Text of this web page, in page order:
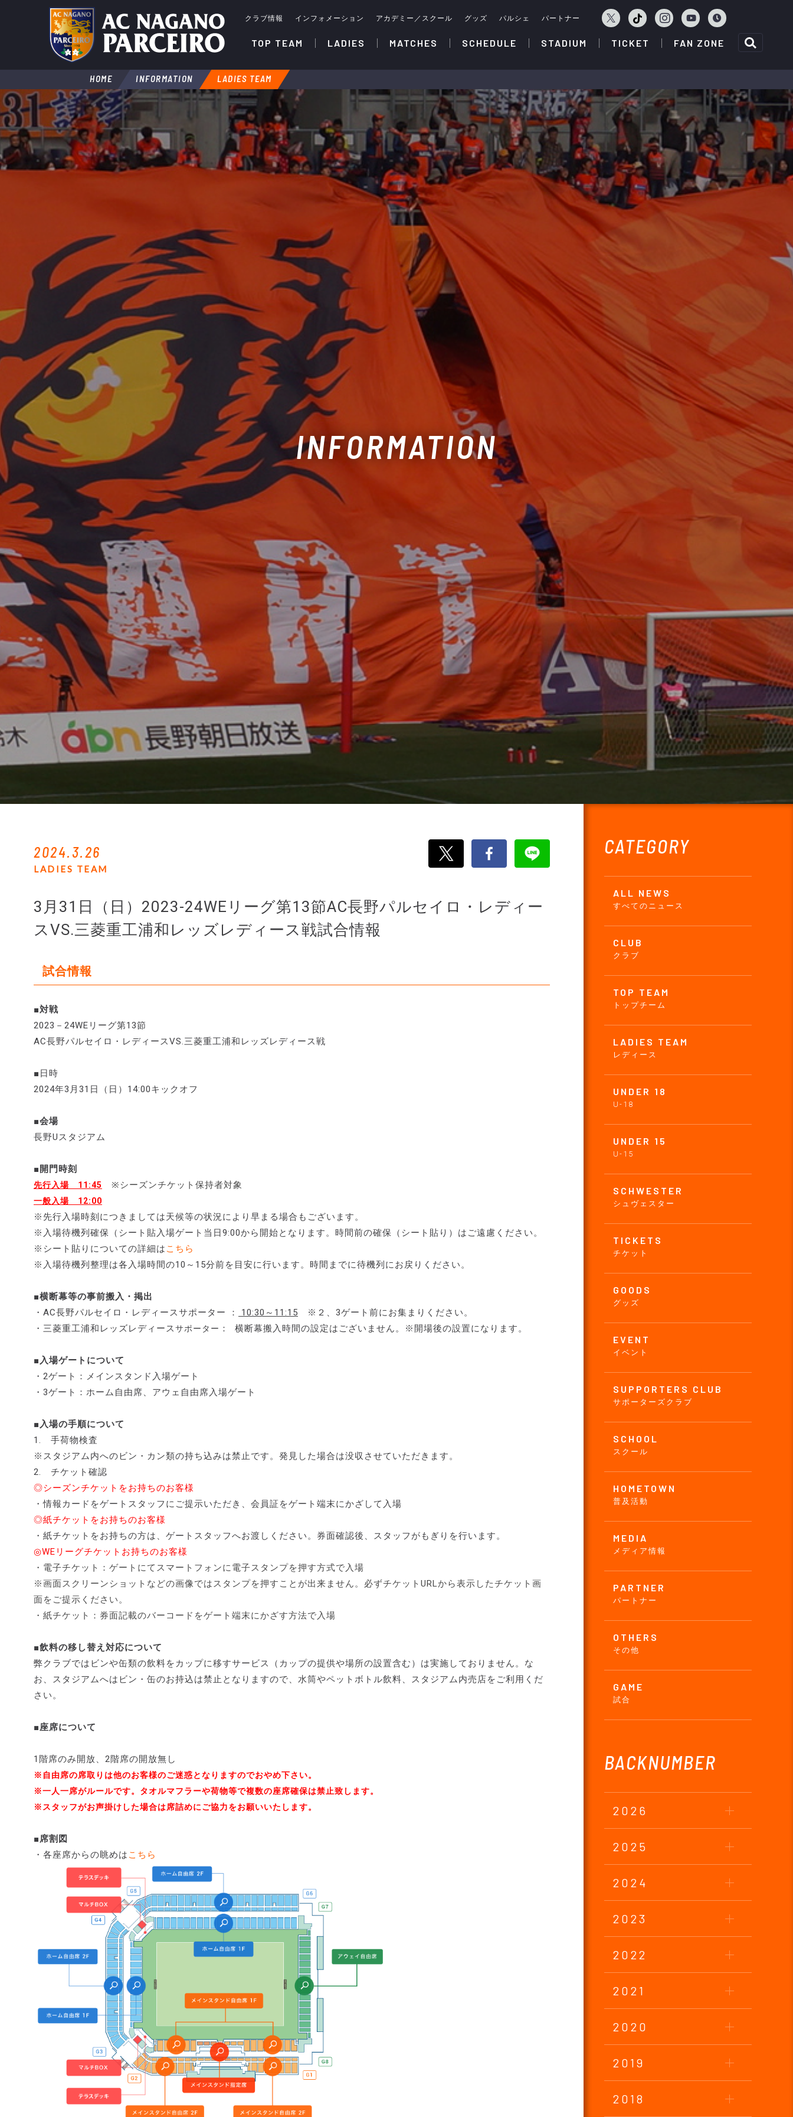
クラブ情報 インフォメーション アカデミー／スクール グッズ パルシェ パートナー
TOP TEAM LADIES MATCHES SCHEDULE STADIUM TICKET FAN ZONE
HOME INFORMATION LADIES TEAM
INFORMATION
CATEGORY
ALL NEWS
すべてのニュース
CLUB
クラブ
TOP TEAM
トップチーム
LADIES TEAM
レディース
UNDER 18
U-18
UNDER 15
U-15
SCHWESTER
シュヴェスター
TICKETS
チケット
GOODS
グッズ
EVENT
イベント
SUPPORTERS CLUB
サポーターズクラブ
SCHOOL
スクール
HOMETOWN
普及活動
MEDIA
メディア情報
PARTNER
パートナー
OTHERS
その他
GAME
試合
BACKNUMBER
2026
2025
2024
2023
2022
2021
2020
2019
2018
2024.3.26
LADIES TEAM
3月31日（日）2023-24WEリーグ第13節AC長野パルセイロ・レディー
スVS.三菱重工浦和レッズレディース戦試合情報
試合情報
■対戦
2023－24WEリーグ第13節
AC長野パルセイロ・レディースVS.三菱重工浦和レッズレディース戦
■日時
2024年3月31日（日）14:00キックオフ
■会場
長野Uスタジアム
■開門時刻
先行入場 11:45 ※シーズンチケット保持者対象
一般入場 12:00
※先行入場時刻につきましては天候等の状況により早まる場合もございます。
※入場待機列確保（シート貼入場ゲート当日9:00から開始となります。時間前の確保（シート貼り）はご遠慮ください。
※シート貼りについての詳細は こちら
※入場待機列整理は各入場時間の10～15分前を目安に行います。時間までに待機列にお戻りください。
■横断幕等の事前搬入・掲出
・AC長野パルセイロ・レディースサポーター ：
10:30～11:15 ※２、3ゲート前にお集まりください。
・三菱重工浦和レッズレディースサポーター ： 横断幕搬入時間の設定はございません。※開場後の設置になります。
■入場ゲートについて
・2ゲート：メインスタンド入場ゲート
・3ゲート：ホーム自由席、アウェ自由席入場ゲート
■入場の手順について
1. 手荷物検査
※スタジアム内へのビン・カン類の持ち込みは禁止です。発見した場合は没収させていただきます。
2. チケット確認
◎シーズンチケットをお持ちのお客様
・情報カードをゲートスタッフにご提示いただき、会員証をゲート端末にかざして入場
◎紙チケットをお持ちのお客様
・紙チケットをお持ちの方は、ゲートスタッフへお渡しください。券面確認後、スタッフがもぎりを行います。
◎WEリーグチケットお持ちのお客様
・電子チケット：ゲートにてスマートフォンに電子スタンプを押す方式で入場
※画面スクリーンショットなどの画像ではスタンプを押すことが出来ません。必ずチケットURLから表示したチケット画
面をご提示ください。
・紙チケット：券面記載のバーコードをゲート端末にかざす方法で入場
■飲料の移し替え対応について
弊クラブではビンや缶類の飲料をカップに移すサービス（カップの提供や場所の設置含む）は実施しておりません。な
お、スタジアムへはビン・缶のお持込は禁止となりますので、水筒やペットボトル飲料、スタジアム内売店をご利用くだ
さい。
■座席について
1階席のみ開放、2階席の開放無し
※自由席の席取りは他のお客様のご迷惑となりますのでおやめ下さい。
※一人一席がルールです。タオルマフラーや荷物等で複数の座席確保は禁止致します。
※スタッフがお声掛けした場合は席詰めにご協力をお願いいたします。
■席割図
・各座席からの眺めは こちら